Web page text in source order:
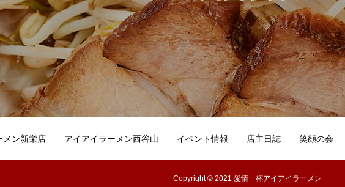
メン新栄店 アイアイラーメン西谷山 イベント情報 店主日誌 笑顔の会
Copyright © 2021 愛情一杯アイアイラーメン